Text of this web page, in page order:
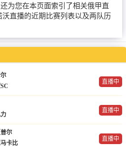
为您在本页面索引了相关俄甲直
直播的近期比赛列表以及两队历
直播中
直播中
尔
卡比
直播中